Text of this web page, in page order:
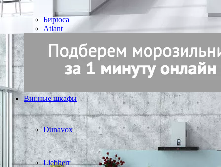
Бирюса
Atlant
Винные шкафы
Dunavox
Liebherr